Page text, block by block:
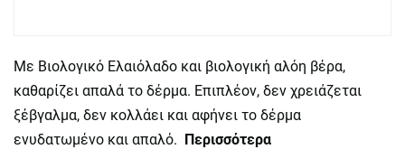
Με Βιολογικό Ελαιόλαδο και βιολογική αλόη βέρα,
καθαρίζει απαλά το δέρμα. Επιπλέον, δεν χρειάζεται
ξέβγαλμα, δεν κολλάει και αφήνει το δέρμα
ενυδατωμένο και απαλό. Περισσότερα